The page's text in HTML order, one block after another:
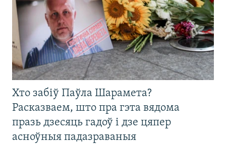
Хто забіў Паўла Шарамета?
Расказваем, што пра гэта вядома
празь дзесяць гадоў і дзе цяпер
асноўныя падазраваныя